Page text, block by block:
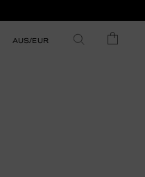
AUS/EUR